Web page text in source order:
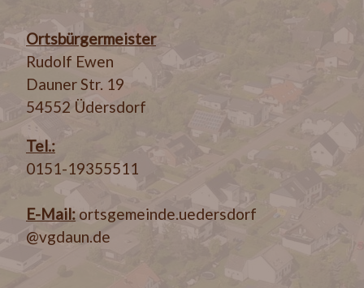
Ortsbürgermeister
Rudolf Ewen
Dauner Str. 19
54552 Üdersdorf
Tel.:
0151-19355511
E-Mail: ortsgemeinde.uedersdorf
@vgdaun.de